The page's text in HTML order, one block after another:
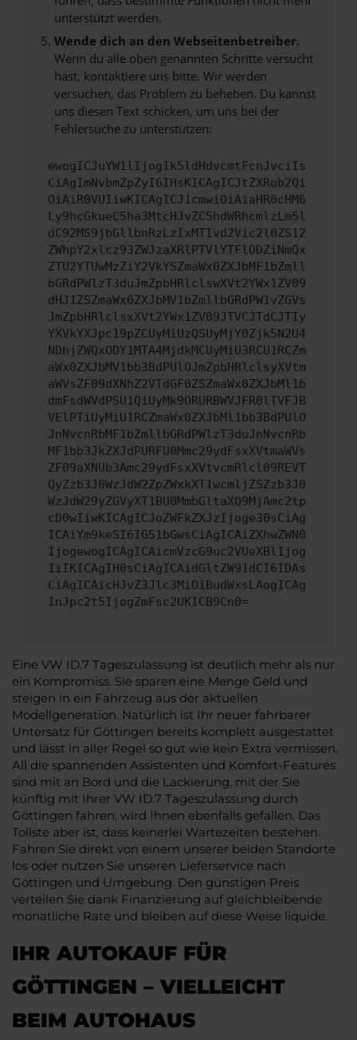
unterstützt werden.
Wende dich an den Webseitenbetreiber.
Wenn du alle oben genannten Schritte versucht
hast, kontaktiere uns bitte. Wir werden
versuchen, das Problem zu beheben. Du kannst
uns diesen Text schicken, um uns bei der
Fehlersuche zu unterstützen:
ewogICJuYW1lIjogIk5ldHdvcmtFcnJvciIs
CiAgImNvbmZpZyI6IHsKICAgICJtZXRob2Qi
OiAiR0VUIiwKICAgICJ1cmwiOiAiaHR0cHM6
Ly9hcGkueC5ha3MtcHJvZC5hdWRhcmlzLm5l
dC92MS9jbGllbnRzLzIxMTIvd2Vic2l0ZS12
ZWhpY2xlcz93ZWJzaXRlPTVlYTFlODZiNmQx
ZTU2YTUwMzZiY2VkYSZmaWx0ZXJbMF1bZmll
bGRdPWlzT3duJmZpbHRlclswXVt2YWx1ZV09
dHJ1ZSZmaWx0ZXJbMV1bZmllbGRdPW1vZGVs
JmZpbHRlclsxXVt2YWx1ZV09JTVCJTdCJTIy
YXVkYXJpc19pZCUyMiUzQSUyMjY0Zjk5N2U4
NDhjZWQxODY1MTA4MjdkMCUyMiU3RCU1RCZm
aWx0ZXJbMV1bb3BdPUlOJmZpbHRlclsyXVtm
aWVsZF09dXNhZ2VTdGF0ZSZmaWx0ZXJbMl1b
dmFsdWVdPSU1QiUyMk9ORURBWVJFR0lTVFJB
VElPTiUyMiU1RCZmaWx0ZXJbMl1bb3BdPUlO
JnNvcnRbMF1bZmllbGRdPWlzT3duJnNvcnRb
MF1bb3JkZXJdPURFU0Mmc29ydFsxXVtmaWVs
ZF09aXNUb3Amc29ydFsxXVtvcmRlcl09REVT
QyZzb3J0WzJdW2ZpZWxkXT1wcmljZSZzb3J0
WzJdW29yZGVyXT1BU0MmbGltaXQ9MjAmc2tp
cD0wIiwKICAgICJoZWFkZXJzIjoge30sCiAg
ICAiYm9keSI6IG51bGwsCiAgICAiZXhwZWN0
IjogewogICAgICAicmVzcG9uc2VUeXBlIjog
IiIKICAgIH0sCiAgICAidGltZW91dCI6IDAs
CiAgICAicHJvZ3Jlc3MiOiBudWxsLAogICAg
InJpc2t5IjogZmFsc2UKICB9Cn0=
Eine VW ID.7 Tageszulassung ist deutlich mehr als nur
ein Kompromiss. Sie sparen eine Menge Geld und
steigen in ein Fahrzeug aus der aktuellen
Modellgeneration. Natürlich ist Ihr neuer fahrbarer
Untersatz für Göttingen bereits komplett ausgestattet
und lässt in aller Regel so gut wie kein Extra vermissen.
All die spannenden Assistenten und Komfort-Features
sind mit an Bord und die Lackierung, mit der Sie
künftig mit Ihrer VW ID.7 Tageszulassung durch
Göttingen fahren, wird Ihnen ebenfalls gefallen. Das
Tollste aber ist, dass keinerlei Wartezeiten bestehen.
Fahren Sie direkt von einem unserer beiden Standorte
los oder nutzen Sie unseren Lieferservice nach
Göttingen und Umgebung. Den günstigen Preis
verteilen Sie dank Finanzierung auf gleichbleibende
monatliche Rate und bleiben auf diese Weise liquide.
IHR AUTOKAUF FÜR
GÖTTINGEN – VIELLEICHT
BEIM AUTOHAUS